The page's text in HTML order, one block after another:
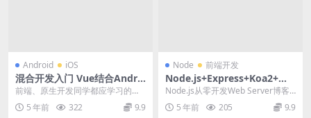
Android iOS
混合开发入门 Vue结合Andro
id/iOS 开发仿京东项目App |
前端、原生开发同学都应学习的一
门主流混合开发课程 本课程融合Vu
e、Androi...
5 年前 322 9.9
Node 前端开发
Node.js+Express+Koa2+开
发Web Server博客 | 完结
Node.js从零开发Web Server博客
项目 前端晋升全栈工程师必备 新
增...5 年前 205 9.9